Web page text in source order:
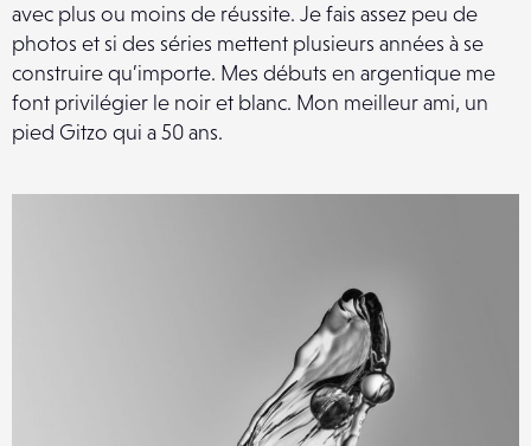
avec plus ou moins de réussite. Je fais assez peu de
photos et si des séries mettent plusieurs années à se
construire qu’importe. Mes débuts en argentique me
font privilégier le noir et blanc. Mon meilleur ami, un
pied Gitzo qui a 50 ans.